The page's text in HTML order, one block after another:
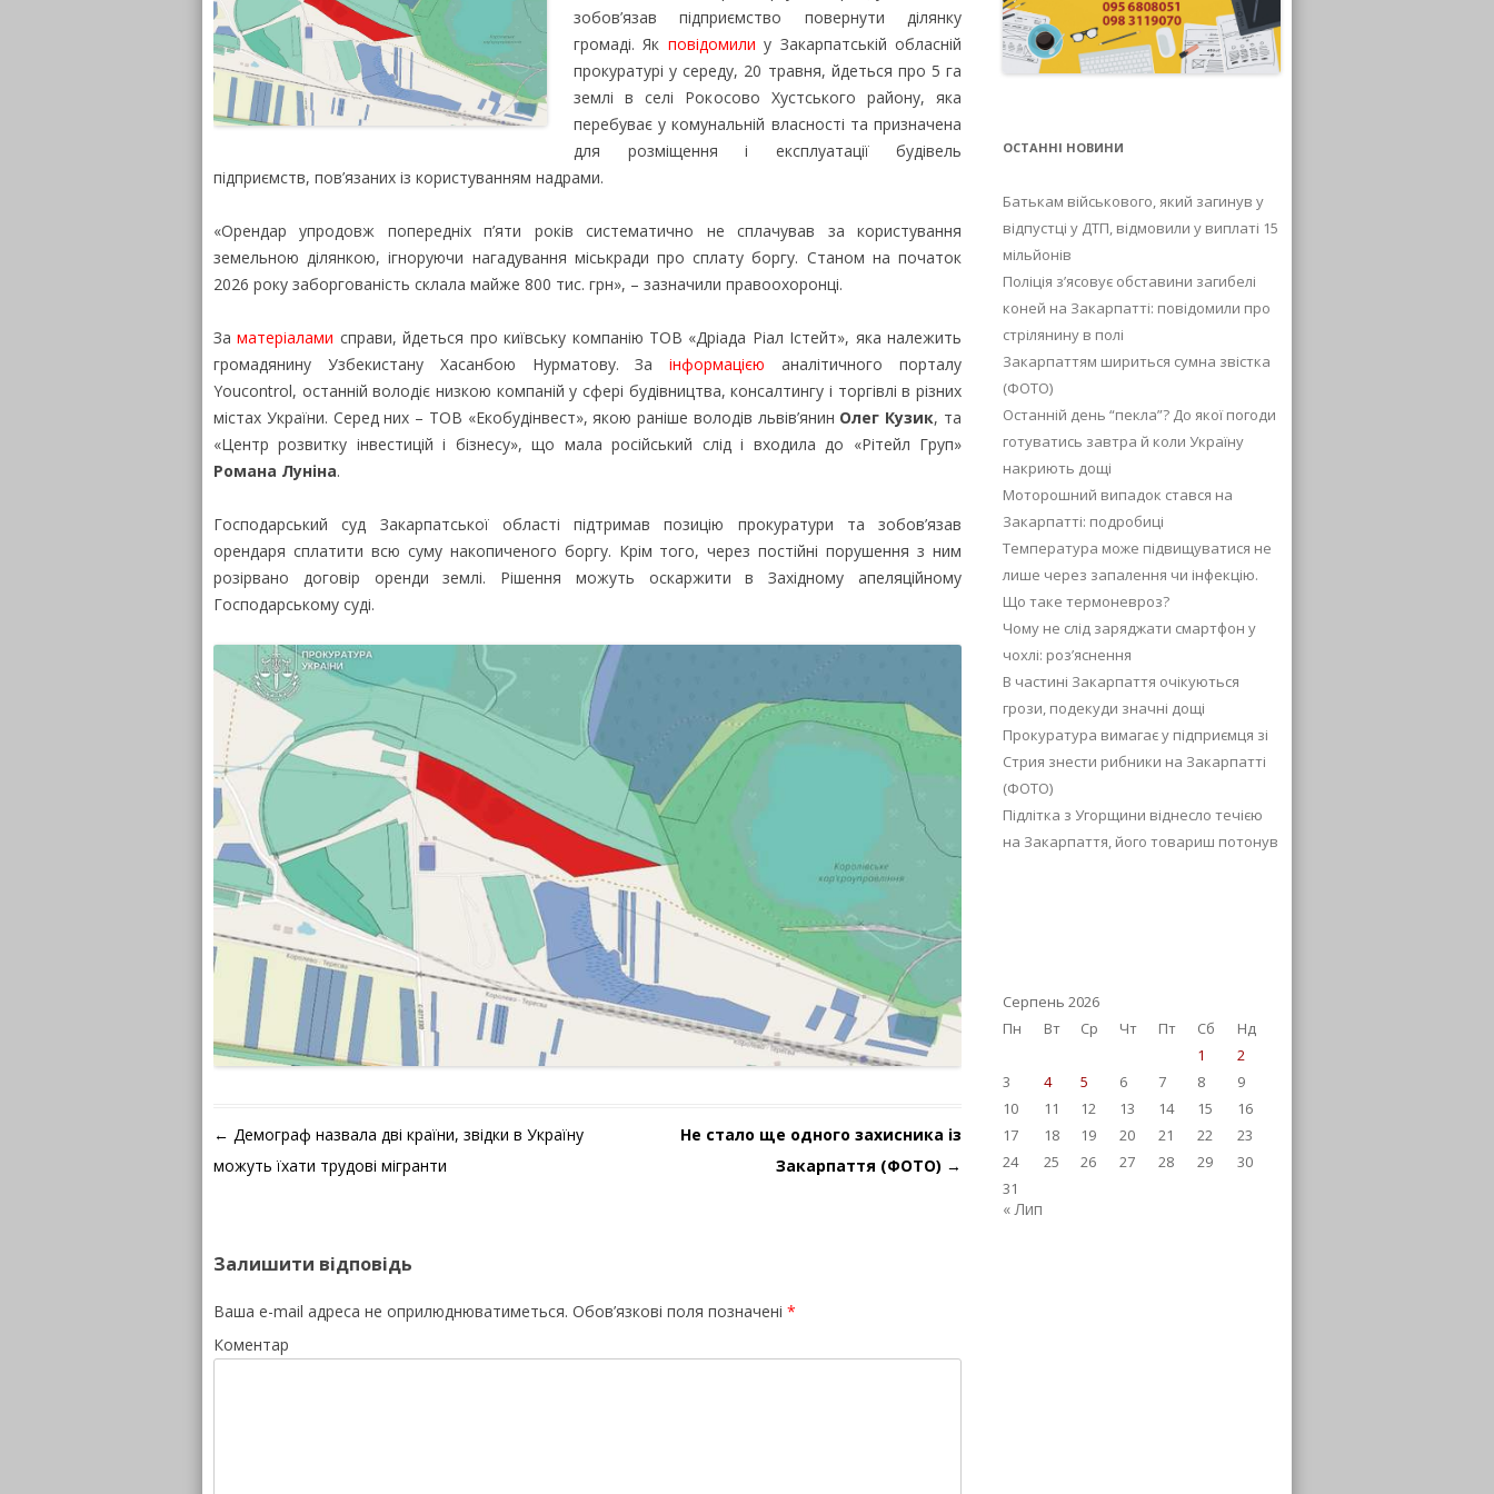
зобов’язав підприємство повернути ділянку
громаді.Як повідомили у Закарпатській обласній
прокуратурі у середу, 20 травня, йдеться про 5 га
землі в селі Рокосово Хустського району, яка
перебуває у комунальній власності та призначена
для розміщення і експлуатації будівель
підприємств, пов’язаних із користуванням надрами.
«Орендар упродовж попередніх п’яти років систематично не сплачував за користування
земельною ділянкою, ігноруючи нагадування міськради про сплату боргу. Станом на початок
2026 року заборгованість склала майже 800 тис. грн», – зазначили правоохоронці.
Заматеріалами справи, йдеться про київську компанію ТОВ «Дріада Ріал Істейт», яка належить
громадянину Узбекистану Хасанбою Нурматову. Заінформацією аналітичного порталу
Youcontrol, останній володіє низкою компаній у сфері будівництва, консалтингу і торгівлі в різних
містах України. Серед них – ТОВ «Екобудінвест», якою раніше володів львів’янин Олег Кузик, та
«Центр розвитку інвестицій і бізнесу», що мала російський слід і входила до «Рітейл Груп»
Романа Луніна.
Господарський суд Закарпатської області підтримав позицію прокуратури та зобов’язав
орендаря сплатити всю суму накопиченого боргу. Крім того, через постійні порушення з ним
розірвано договір оренди землі. Рішення можуть оскаржити в Західному апеляційному
Господарському суді.
Навігація по запису
← Демограф назвала дві країни, звідки в Україну
можуть їхати трудові мігранти
Не стало ще одного захисника із
Закарпаття (ФОТО) →
Залишити відповідь
Ваша e-mail адреса не оприлюднюватиметься. Обов’язкові поля позначені *
Коментар
ОСТАННІ НОВИНИ
Батькам військового, який загинув у
відпустці у ДТП, відмовили у виплаті 15
мільйонів
Поліція з’ясовує обставини загибелі
коней на Закарпатті: повідомили про
стрілянину в полі
Закарпаттям шириться сумна звістка
(ФОТО)
Останній день “пекла”? До якої погоди
готуватись завтра й коли Україну
накриють дощі
Моторошний випадок стався на
Закарпатті: подробиці
Температура може підвищуватися не
лише через запалення чи інфекцію.
Що таке термоневроз?
Чому не слід заряджати смартфон у
чохлі: роз’яснення
В частині Закарпаття очікуються
грози, подекуди значні дощі
Прокуратура вимагає у підприємця зі
Стрия знести рибники на Закарпатті
(ФОТО)
Підлітка з Угорщини віднесло течією
на Закарпаття, його товариш потонув
Серпень 2026
Пн
Вт Ср Чт Пт Сб
Нд
1
2
3
4 5 6 7 8
9
10
11 12 13 14 15
16
17
18 19 20 21 22
23
24
25 26 27 28 29
30
31
« Лип